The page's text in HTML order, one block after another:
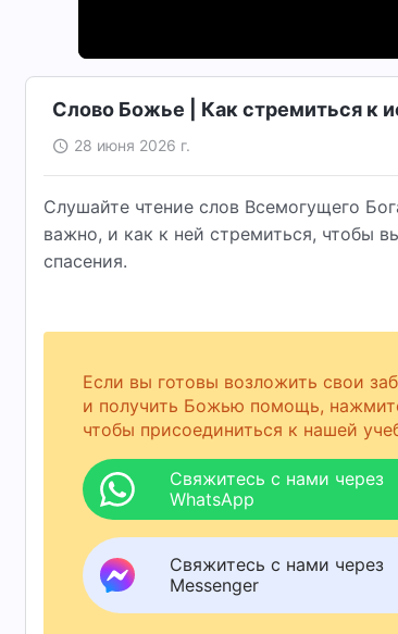
Слово Божье | Как стремиться к
28 июня 2026 г.
Слушайте чтение слов Всемогущего
важно, и как к ней стремиться, чтобы
спасения.
Если вы готовы возложить свои
и получить Божью помощь,
чтобы присоединиться к нашей
Свяжитесь с нами через
WhatsApp
Свяжитесь с нами через
Messenger